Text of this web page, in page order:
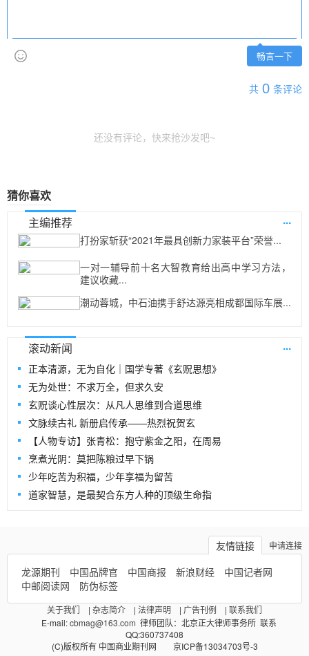
畅言一下
共 0 条评论
还没有评论，快来抢沙发吧~
猜你喜欢
主编推荐
...
打扮家斩获“2021年最具创新力家装平台”荣誉...
一对一辅导前十名大智教育给出高中学习方法，
建议收藏...
潮动蓉城，中石油携手舒达源亮相成都国际车展...
滚动新闻 ...
正本清源，无为自化｜国学专著《玄贶思想》
无为处世：不求万全，但求久安
玄贶谈心性层次：从凡人思维到合道思维
文脉续古礼 新册启传承——热烈祝贺玄
【人物专访】张青松：抱守紫金之阳，在周易
烹煮光阴：莫把陈粮过早下锅
少年吃苦为积福，少年享福为留苦
道家智慧，是最契合东方人种的顶级生命指
申请连接
友情链接
龙源期刊
中国品牌官 中国商报 新浪财经
中国记者网
中邮阅读网
防伪标签
关于我们 | 杂志简介 | 法律声明 | 广告刊例 | 联系我们
E-mail:cbmag@163.com 律师团队：北京正大律师事务所 联系
QQ:360737408
(C)版权所有 中国商业期刊网 京ICP备13034703号-3